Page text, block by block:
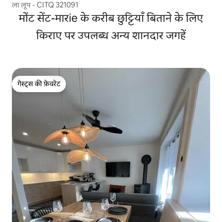
ला लूप - CITQ 321091
मोंट सेंट-मारie के करीब छुट्टियाँ बिताने के लिए
किराए पर उपलब्ध अन्य शानदार जगहें
गेस्ट्स की फ़ेवरेट
गेस्ट्स की फ़ेवरेट